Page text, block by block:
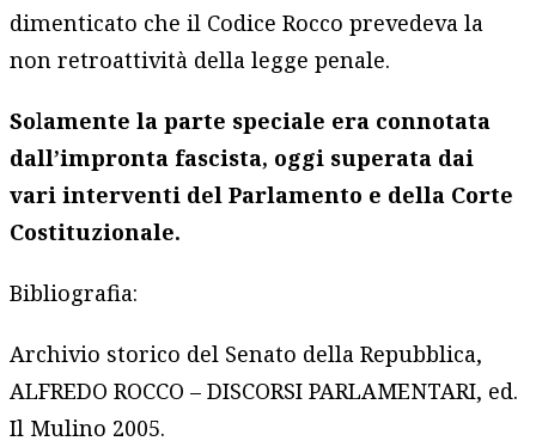
dimenticato che il Codice Rocco prevedeva la
non retroattività della legge penale.
Solamente la parte speciale era connotata
dall’impronta fascista, oggi superata dai
vari interventi del Parlamento e della Corte
Costituzionale.
Bibliografia:
Archivio storico del Senato della Repubblica,
ALFREDO ROCCO – DISCORSI PARLAMENTARI, ed.
Il Mulino 2005.